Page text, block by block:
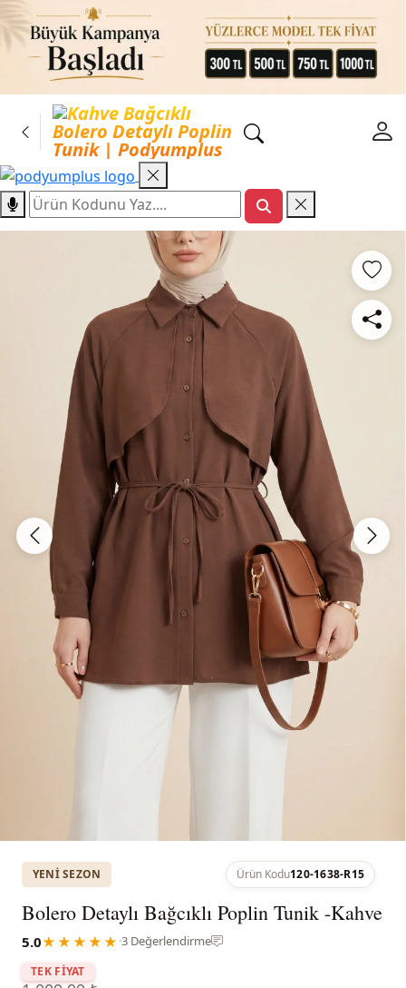
YENI SEZON Ürün Kodu120-1638-R15
Bolero Detaylı Bağcıklı Poplin Tunik -Kahve
5.0★★★★★ ·3 Değerlendirme
TEK FİYAT